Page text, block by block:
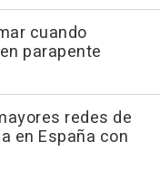
cuando
parapente
redes de
en España con